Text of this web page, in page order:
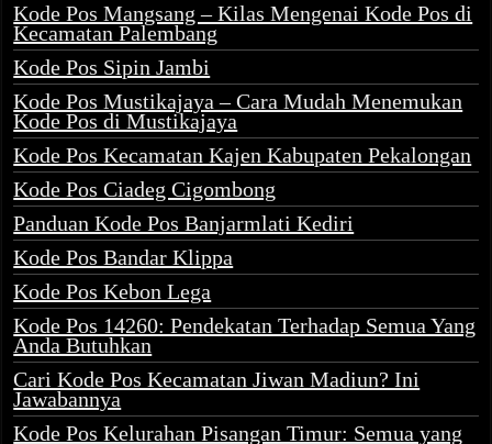
Kode Pos Mangsang – Kilas Mengenai Kode Pos di
Kecamatan Palembang
Kode Pos Sipin Jambi
Kode Pos Mustikajaya – Cara Mudah Menemukan
Kode Pos di Mustikajaya
Kode Pos Kecamatan Kajen Kabupaten Pekalongan
Kode Pos Ciadeg Cigombong
Panduan Kode Pos Banjarmlati Kediri
Kode Pos Bandar Klippa
Kode Pos Kebon Lega
Kode Pos 14260: Pendekatan Terhadap Semua Yang
Anda Butuhkan
Cari Kode Pos Kecamatan Jiwan Madiun? Ini
Jawabannya
Kode Pos Kelurahan Pisangan Timur: Semua yang